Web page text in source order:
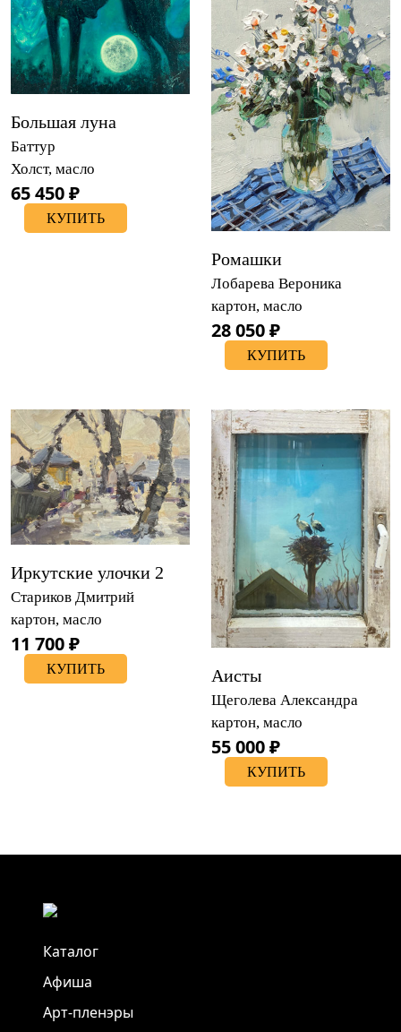
Большая луна
Баттур
Холст, масло
65 450 ₽
КУПИТЬ
Ромашки
Лобарева Вероника
картон, масло
28 050 ₽
КУПИТЬ
Иркутские улочки 2
Стариков Дмитрий
картон, масло
11 700 ₽
КУПИТЬ Аисты
Щеголева Александра
картон, масло
55 000 ₽
КУПИТЬ
Каталог
Афиша
Арт-пленэры